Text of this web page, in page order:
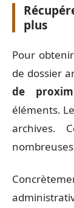
plus
Pour
de dossier
de
éléments.
archives.